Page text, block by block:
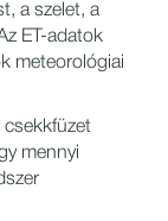
a szelet, a
ET-adatok
meteorológiai
csekkfüzet
mennyi